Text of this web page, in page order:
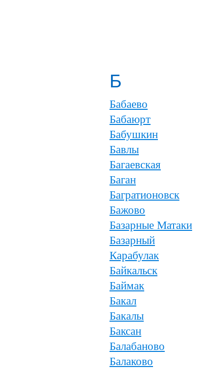
Б
Бабаево
Бабаюрт
Бабушкин
Бавлы
Багаевская
Баган
Багратионовск
Бажово
Базарные Матаки
Базарный
Карабулак
Байкальск
Баймак
Бакал
Бакалы
Баксан
Балабаново
Балаково